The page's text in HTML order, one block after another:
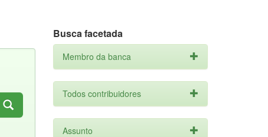
Busca facetada
Membro da banca
Todos contribuidores
Assunto